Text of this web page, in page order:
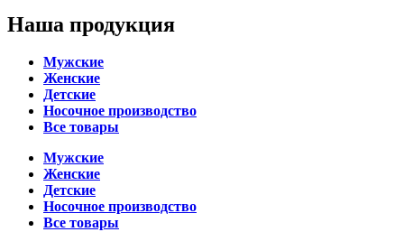
Наша продукция
Мужские
Женские
Детские
Носочное производство
Все товары
Мужские
Женские
Детские
Носочное производство
Все товары